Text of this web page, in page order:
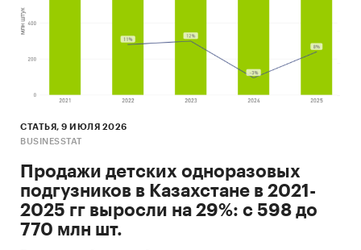
- Лучшие производственные показатели
демонстрирует Актюбинская область с
объемом выпуска продукции, составляющим
280 шт продукции.
является Россия (более 29%).
- Большую часть продукции казахстанских
экспортеров покупает Россия (более 70%).
Единицы измерения:
Количественные показатели в отчете
рассчитаны в шт, стоимостные - в долларах и
тенге
СТАТЬЯ, 9 ИЮЛЯ 2026
BUSINESSTAT
Продажи детских одноразовых
подгузников в Казахстане в 2021-
2025 гг выросли на 29%: с 598 до
770 млн шт.